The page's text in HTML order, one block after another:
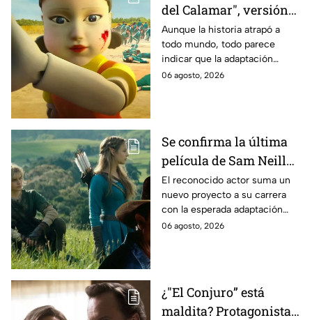
del Calamar", versión
Estados Unidos? Esto
es lo que se sabe al
momento
Aunque la historia atrapó a
todo mundo, todo parece
indicar que la adaptación
podría ser cancelada:
06 agosto, 2026
Se confirma la última
película de Sam Neill
antes de morir: esto es
lo que se sabe hasta
ahora
El reconocido actor suma un
nuevo proyecto a su carrera
con la esperada adaptación
cinematográfica del popular
06 agosto, 2026
¿"El Conjuro” está
maldita? Protagonista